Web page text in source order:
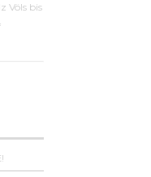
Völs bis